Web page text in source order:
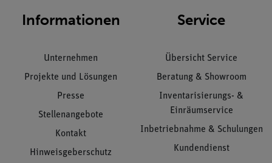
Informationen
Unternehmen
Projekte und Lösungen
Presse
Stellenangebote
Kontakt
Hinweisgeberschutz
Service
Übersicht Service
Beratung & Showroom
Inventarisierungs- &
Einräumservice
Inbetriebnahme & Schulungen
Kundendienst